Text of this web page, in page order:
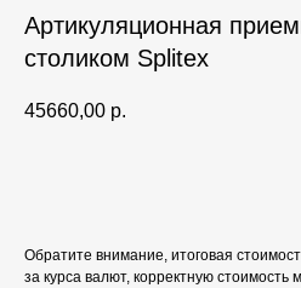
Артикуляционная
столиком Splitex
45660,00 р.
Обратите внимание, итоговая
за курса валют, корректную